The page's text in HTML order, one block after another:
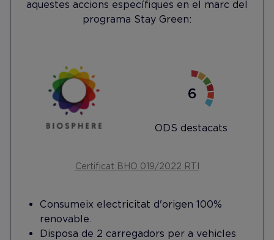
aquestes accions específiques en el marc del
programa Stay Green:
ODS destacats
Certificat BHO 019/2022 RTI
Consumeix electricitat d'origen 100%
renovable.
Disposa de 2 carregadors per a vehicles